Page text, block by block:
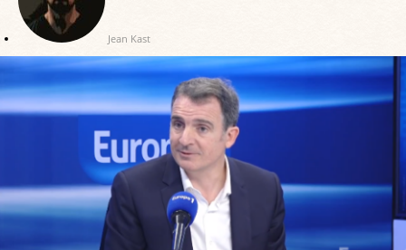
Jean Kast